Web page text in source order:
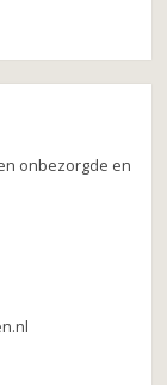
onbezorgde en